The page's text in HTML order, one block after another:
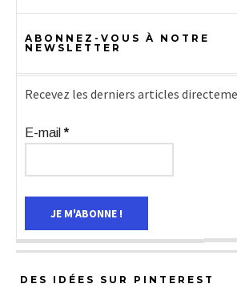
ABONNEZ-VOUS À NOTRE
NEWSLETTER
Recevez les derniers articles
E-mail*
DES IDÉES SUR PINTEREST